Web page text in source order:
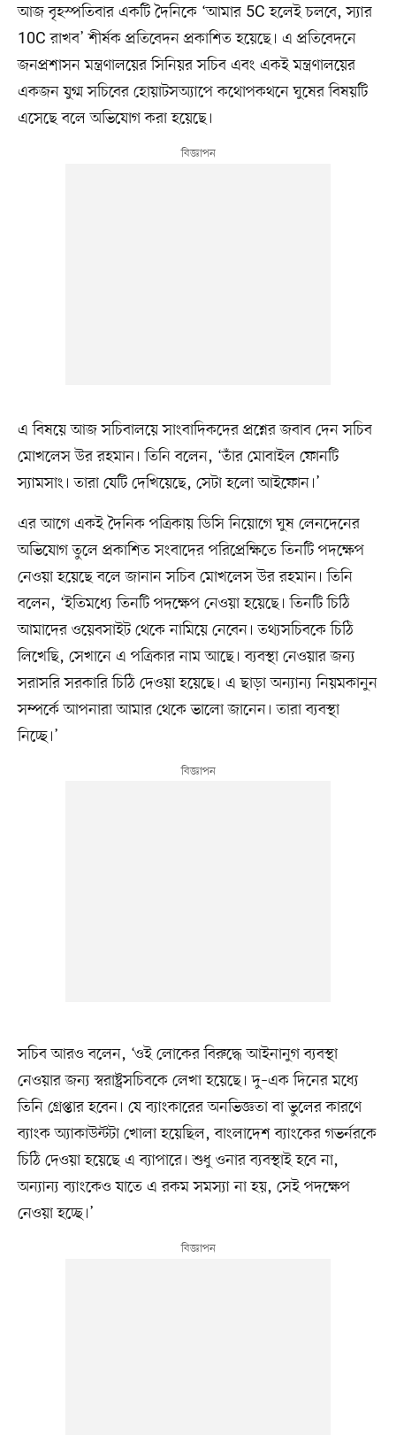
আজ বৃহস্পতিবার একটি দৈনিকে ‘আমার 5C হলেই চলবে, স্যার
10C রাখব’ শীর্ষক প্রতিবেদন প্রকাশিত হয়েছে। এ প্রতিবেদনে
জনপ্রশাসন মন্ত্রণালয়ের সিনিয়র সচিব এবং একই মন্ত্রণালয়ের
একজন যুগ্ম সচিবের হোয়াটসঅ্যাপে কথোপকথনে ঘুষের বিষয়টি
এসেছে বলে অভিযোগ করা হয়েছে।
এ বিষয়ে আজ সচিবালয়ে সাংবাদিকদের প্রশ্নের জবাব দেন সচিব
মোখলেস উর রহমান। তিনি বলেন, ‘তাঁর মোবাইল ফোনটি
স্যামসাং। তারা যেটি দেখিয়েছে, সেটা হলো আইফোন।’
এর আগে একই দৈনিক পত্রিকায় ডিসি নিয়োগে ঘুষ লেনদেনের
অভিযোগ তুলে প্রকাশিত সংবাদের পরিপ্রেক্ষিতে তিনটি পদক্ষেপ
নেওয়া হয়েছে বলে জানান সচিব মোখলেস উর রহমান। তিনি
বলেন, ‘ইতিমধ্যে তিনটি পদক্ষেপ নেওয়া হয়েছে। তিনটি চিঠি
আমাদের ওয়েবসাইট থেকে নামিয়ে নেবেন। তথ্যসচিবকে চিঠি
লিখেছি, সেখানে এ পত্রিকার নাম আছে। ব্যবস্থা নেওয়ার জন্য
সরাসরি সরকারি চিঠি দেওয়া হয়েছে। এ ছাড়া অন্যান্য নিয়মকানুন
সম্পর্কে আপনারা আমার থেকে ভালো জানেন। তারা ব্যবস্থা
নিচ্ছে।’
সচিব আরও বলেন, ‘ওই লোকের বিরুদ্ধে আইনানুগ ব্যবস্থা
নেওয়ার জন্য স্বরাষ্ট্রসচিবকে লেখা হয়েছে। ‌দু–এক দিনের মধ্যে
তিনি গ্রেপ্তার হবেন। যে ব্যাংকারের অনভিজ্ঞতা বা ভুলের কারণে
ব্যাংক অ্যাকাউন্টটা খোলা হয়েছিল, বাংলাদেশ ব্যাংকের গভর্নরকে
চিঠি দেওয়া হয়েছে এ ব্যাপারে। শুধু ওনার ব্যবস্থাই হবে না,
অন্যান্য ব্যাংকেও যাতে এ রকম সমস্যা না হয়, সেই পদক্ষেপ
নেওয়া হচ্ছে।’